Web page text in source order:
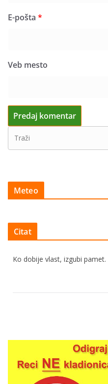
E-pošta *
Veb mesto
Meteo
Citat
Ko dobije vlast, izgubi pamet.